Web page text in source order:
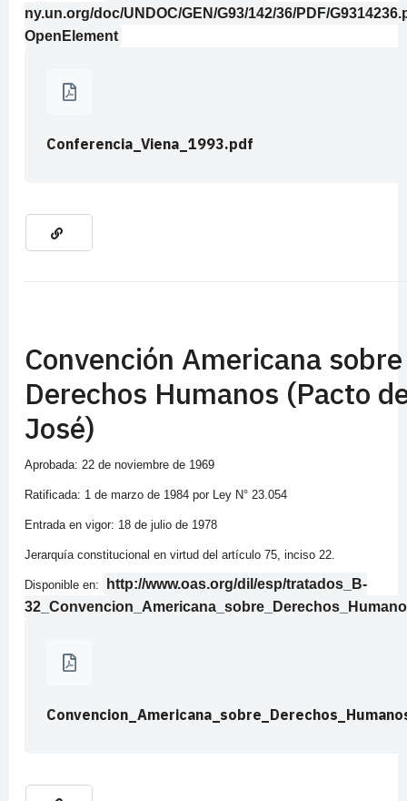
ny.un.org/doc/UNDOC/GEN/G93/142/36/PDF/
OpenElement
Conferencia_Viena_1993.pdf
Convención Americana sobre
Derechos Humanos (Pacto
José)
Aprobada: 22 de noviembre de 1969
Ratificada: 1 de marzo de 1984 por Ley N° 23.054
Entrada en vigor: 18 de julio de 1978
Jerarquía constitucional en virtud del artículo 75, inciso 22.
Disponible en:
http://www.oas.org/dil/esp/tratados_B-